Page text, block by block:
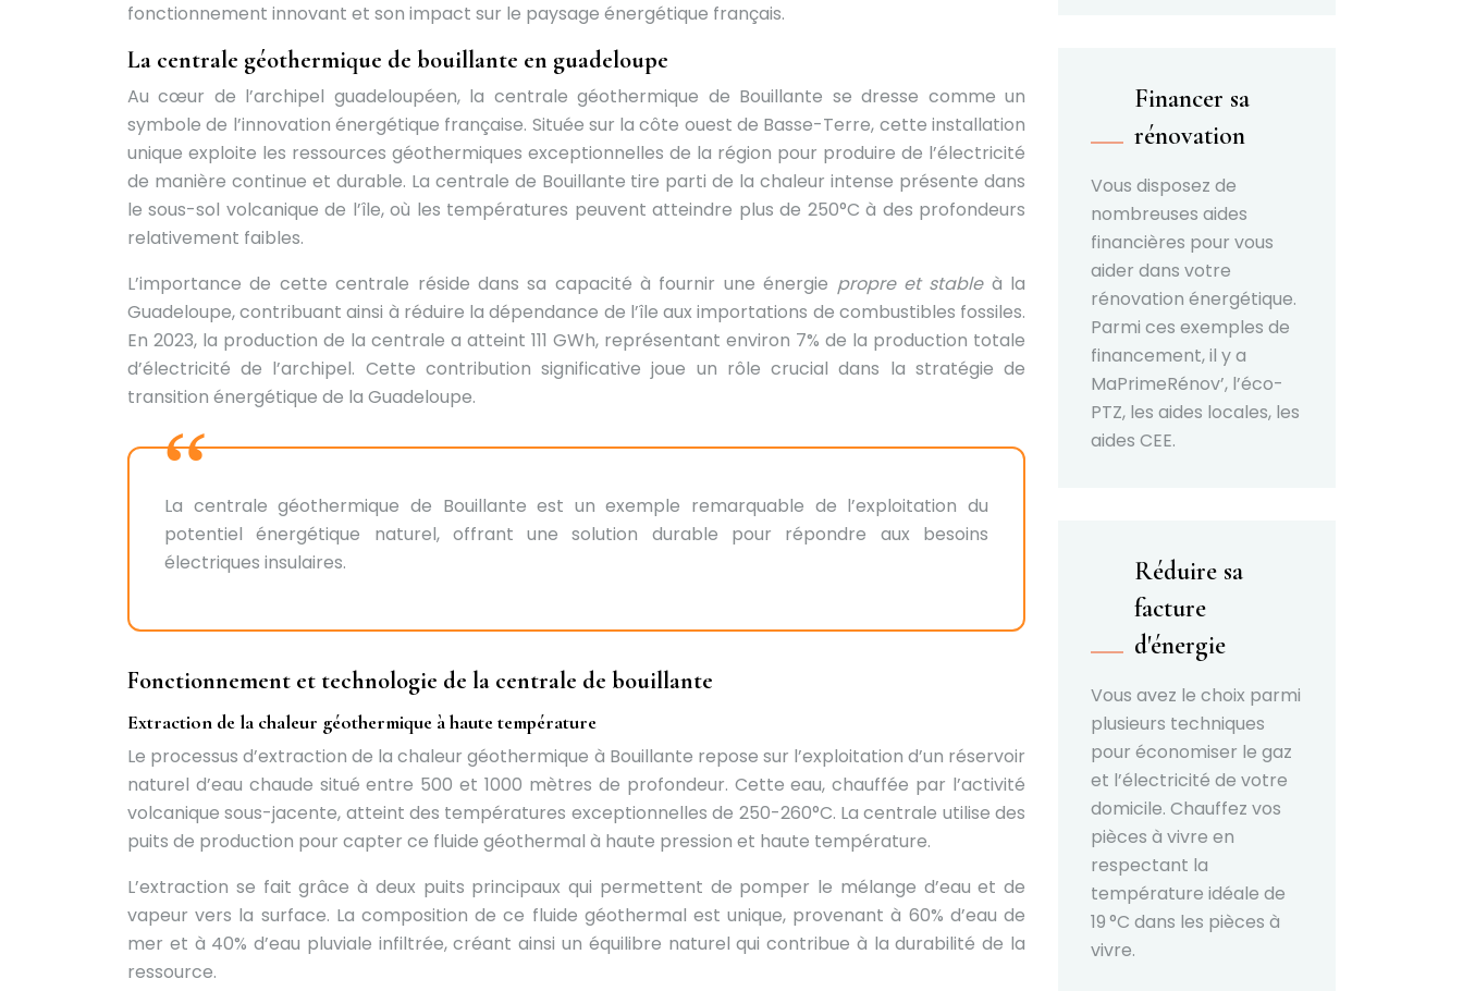
fonctionnement innovant et son impact sur le paysage énergétique français.
La centrale géothermique de bouillante en guadeloupe
Au cœur de l’archipel guadeloupéen, la centrale géothermique de Bouillante se dresse comme un
symbole de l’innovation énergétique française. Située sur la côte ouest de Basse-Terre, cette installation
unique exploite les ressources géothermiques exceptionnelles de la région pour produire de l’électricité
de manière continue et durable. La centrale de Bouillante tire parti de la chaleur intense présente dans
le sous-sol volcanique de l’île, où les températures peuvent atteindre plus de 250°C à des profondeurs
relativement faibles.
L’importance de cette centrale réside dans sa capacité à fournir une énergie propre et stable à la
Guadeloupe, contribuant ainsi à réduire la dépendance de l’île aux importations de combustibles fossiles.
En 2023, la production de la centrale a atteint 111 GWh, représentant environ 7% de la production totale
d’électricité de l’archipel. Cette contribution significative joue un rôle crucial dans la stratégie de
transition énergétique de la Guadeloupe.
La centrale géothermique de Bouillante est un exemple remarquable de l’exploitation du
potentiel énergétique naturel, offrant une solution durable pour répondre aux besoins
électriques insulaires.
Fonctionnement et technologie de la centrale de bouillante
Extraction de la chaleur géothermique à haute température
Le processus d’extraction de la chaleur géothermique à Bouillante repose sur l’exploitation d’un réservoir
naturel d’eau chaude situé entre 500 et 1000 mètres de profondeur. Cette eau, chauffée par l’activité
volcanique sous-jacente, atteint des températures exceptionnelles de 250-260°C. La centrale utilise des
puits de production pour capter ce fluide géothermal à haute pression et haute température.
L’extraction se fait grâce à deux puits principaux qui permettent de pomper le mélange d’eau et de
vapeur vers la surface. La composition de ce fluide géothermal est unique, provenant à 60% d’eau de
mer et à 40% d’eau pluviale infiltrée, créant ainsi un équilibre naturel qui contribue à la durabilité de la
ressource.
Financer sa
rénovation
Vous disposez de
nombreuses aides
financières pour vous
aider dans votre
rénovation énergétique.
Parmi ces exemples de
financement, il y a
MaPrimeRénov’, l’éco-
PTZ, les aides locales, les
aides CEE.
Réduire sa
facture
d'énergie
Vous avez le choix parmi
plusieurs techniques
pour économiser le gaz
et l’électricité de votre
domicile. Chauffez vos
pièces à vivre en
respectant la
température idéale de
19 °C dans les pièces à
vivre.